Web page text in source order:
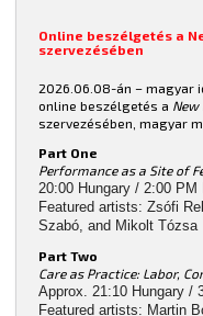
Online beszélgetés a
szervezésében
2026.06.08-án – magyar
online beszélgetés a New
szervezésében, magyar
Part One
Performance as a Site of
20:00 Hungary / 2:00 PM
Featured artists: Zsófi
Szabó, and Mikolt Tózsa
Part Two
Care as Practice: Labor,
Approx. 21:10 Hungary /
Featured artists: Martin